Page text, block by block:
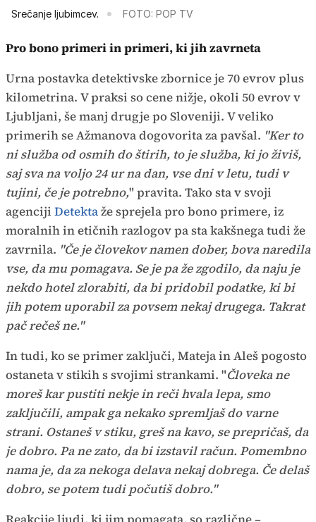
Srečanje ljubimcev. FOTO: POP TV
Pro bono primeri in primeri, ki jih zavrneta
Urna postavka detektivske zbornice je 70 evrov plus
kilometrina. V praksi so cene nižje, okoli 50 evrov v
Ljubljani, še manj drugje po Sloveniji. V veliko
primerih se Ažmanova dogovorita za pavšal. "Ker to
ni služba od osmih do štirih, to je služba, ki jo živiš,
saj sva na voljo 24 ur na dan, vse dni v letu, tudi v
tujini, če je potrebno," pravita. Tako sta v svoji
agenciji Detektaže sprejela pro bono primere, iz
moralnih in etičnih razlogov pa sta kakšnega tudi že
zavrnila. "Če je človekov namen dober, bova naredila
vse, da mu pomagava. Se je pa že zgodilo, da naju je
nekdo hotel zlorabiti, da bi pridobil podatke, ki bi
jih potem uporabil za povsem nekaj drugega. Takrat
pač rečeš ne."
In tudi, ko se primer zaključi, Mateja in Aleš pogosto
ostaneta v stikih s svojimi strankami. "Človeka ne
moreš kar pustiti nekje in reči hvala lepa, smo
zaključili, ampak ga nekako spremljaš do varne
strani. Ostaneš v stiku, greš na kavo, se prepričaš, da
je dobro. Pa ne zato, da bi izstavil račun. Pomembno
nama je, da za nekoga delava nekaj dobrega. Če delaš
dobro, se potem tudi počutiš dobro."